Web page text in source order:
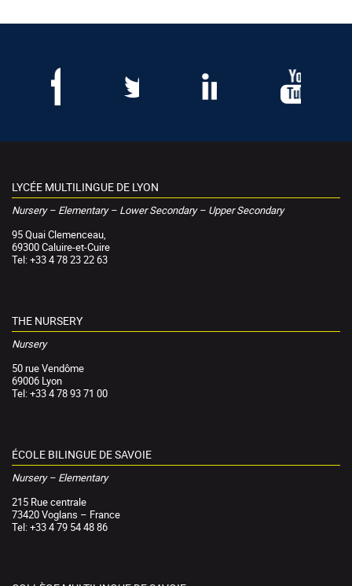
LYCÉE MULTILINGUE DE LYON
Nursery – Elementary – Lower Secondary – Upper Secondary
95 Quai Clemenceau,
69300 Caluire-et-Cuire
Tel: +33 4 78 23 22 63
THE NURSERY
Nursery
50 rue Vendôme
69006 Lyon
Tel: +33 4 78 93 71 00
ÉCOLE BILINGUE DE SAVOIE
Nursery – Elementary
215 Rue centrale
73420 Voglans – France
Tel: +33 4 79 54 48 86